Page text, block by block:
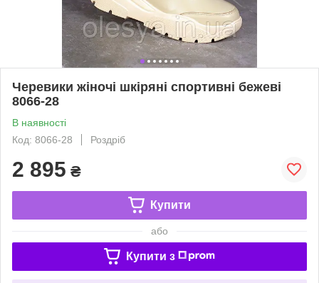
Черевики жіночі шкіряні спортивні бежеві
8066-28
В наявності
Код: 8066-28
Роздріб
2 895 ₴
Купити
або
Купити з